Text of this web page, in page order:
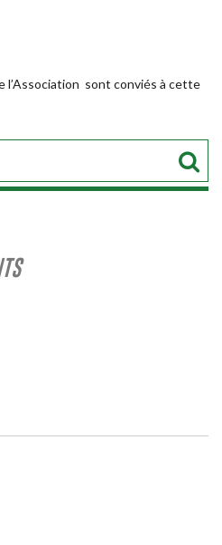
l’Association sont conviés à cette